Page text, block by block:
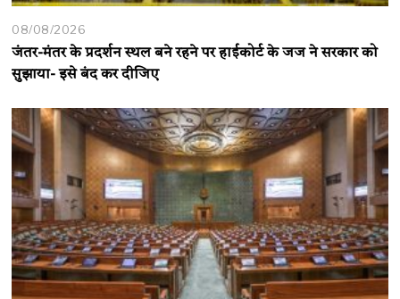
08/08/2026
जंतर-मंतर के प्रदर्शन स्थल बने रहने पर हाईकोर्ट के जज ने सरकार को
सुझाया- इसे बंद कर दीजिए